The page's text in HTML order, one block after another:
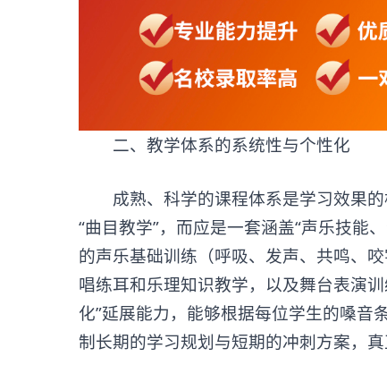
二、教学体系的系统性与个性化
成熟、科学的课程体系是学习效果的
“曲目教学”，而应是一套涵盖“声乐技能
的声乐基础训练（呼吸、发声、共鸣、
唱练耳和乐理知识教学，以及舞台表演
化”延展能力，能够根据每位学生的嗓音
制长期的学习规划与短期的冲刺方案，真